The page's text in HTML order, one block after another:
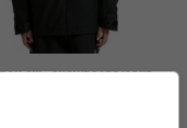
SKI- SNOWBOARDJACKE